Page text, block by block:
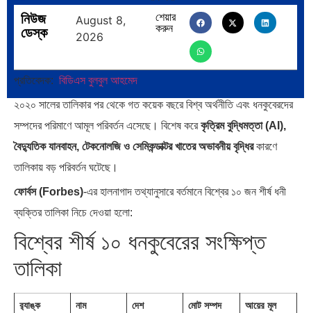
ভারত মহাসাগরের অশ্রু: শ্রীলঙ্কার ২৬… ক্রূরতা ও ধ্বংসের মহাকাব্য: পৃথিবীর…
ব্রাজিল ও আর্জেন্টিনার কালো অধ্যায়:… পূর্ব ইউরোপ বনাম তুরস্ক: শত…
পৃথিবীতে বর্তমানে মোট দেশের সংখ্যা…
এশিয়ান সেঞ্চুরির দ্বৈরথ: চীন-ভারতের
নিউজ
ডেস্ক
August 8,
2026
শেয়ার
করুন
প্রতিবেদক: বিডিএস বুলবুল আহমেদ
২০২০ সালের তালিকার পর থেকে গত কয়েক বছরে বিশ্ব অর্থনীতি এবং ধনকুবেরদের
সম্পদের পরিমাণে আমূল পরিবর্তন এসেছে। বিশেষ করেকৃত্রিম বুদ্ধিমত্তা (AI),
বৈদ্যুতিক যানবাহন, টেকনোলজি ও সেমিকন্ডাক্টর খাতের অভাবনীয় বৃদ্ধিরকারণে
তালিকায় বড় পরিবর্তন ঘটেছে।
ফোর্বস (Forbes)-এর হালনাগাদ তথ্যানুসারে বর্তমানে বিশ্বের ১০ জন শীর্ষ ধনী
ব্যক্তির তালিকা নিচে দেওয়া হলো:
বিশ্বের শীর্ষ ১০ ধনকুবেরের সংক্ষিপ্ত
তালিকা
র‍্যাঙ্ক নাম দেশ
মোট সম্পদ
আয়ের মূল